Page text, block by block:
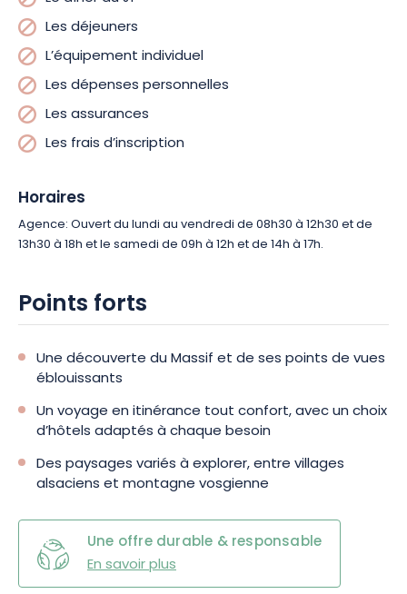
Les déjeuners
L’équipement individuel
Les dépenses personnelles
Les assurances
Les frais d’inscription
Horaires
Agence: Ouvert du lundi au vendredi de 08h30 à 12h30 et de
13h30 à 18h et le samedi de 09h à 12h et de 14h à 17h.
Points forts
Une découverte du Massif et de ses points de vues
éblouissants
Un voyage en itinérance tout confort, avec un choix
d’hôtels adaptés à chaque besoin
Des paysages variés à explorer, entre villages
alsaciens et montagne vosgienne
Une offre durable & responsable
En savoir plus